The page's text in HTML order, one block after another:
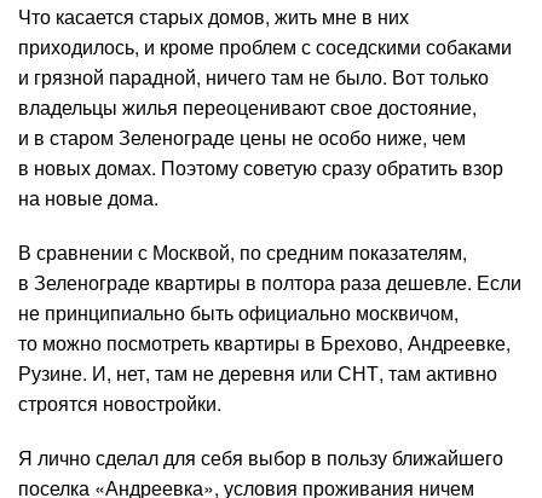
Что касается старых домов, жить мне в них
приходилось, и кроме проблем с соседскими собаками
и грязной парадной, ничего там не было. Вот только
владельцы жилья переоценивают свое достояние,
и в старом Зеленограде цены не особо ниже, чем
в новых домах. Поэтому советую сразу обратить взор
на новые дома.
В сравнении с Москвой, по средним показателям,
в Зеленограде квартиры в полтора раза дешевле. Если
не принципиально быть официально москвичом,
то можно посмотреть квартиры в Брехово, Андреевке,
Рузине. И, нет, там не деревня или СНТ, там активно
строятся новостройки.
Я лично сделал для себя выбор в пользу ближайшего
поселка «Андреевка», условия проживания ничем